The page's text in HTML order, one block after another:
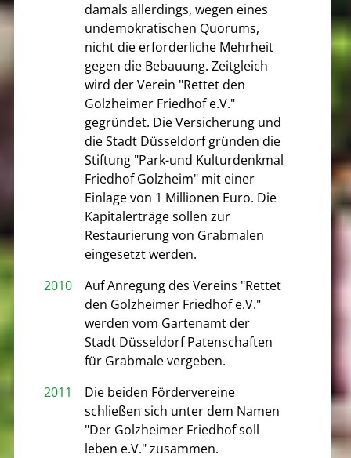
damals allerdings, wegen eines
undemokratischen Quorums,
nicht die erforderliche Mehrheit
gegen die Bebauung. Zeitgleich
wird der Verein "Rettet den
Golzheimer Friedhof e.V."
gegründet. Die Versicherung und
die Stadt Düsseldorf gründen die
Stiftung "Park-und Kulturdenkmal
Friedhof Golzheim" mit einer
Einlage von 1 Millionen Euro. Die
Kapitalerträge sollen zur
Restaurierung von Grabmalen
eingesetzt werden.
2010
Auf Anregung des Vereins "Rettet
den Golzheimer Friedhof e.V."
werden vom Gartenamt der
Stadt Düsseldorf Patenschaften
für Grabmale vergeben.
2011
Die beiden Fördervereine
schließen sich unter dem Namen
"Der Golzheimer Friedhof soll
leben e.V." zusammen.